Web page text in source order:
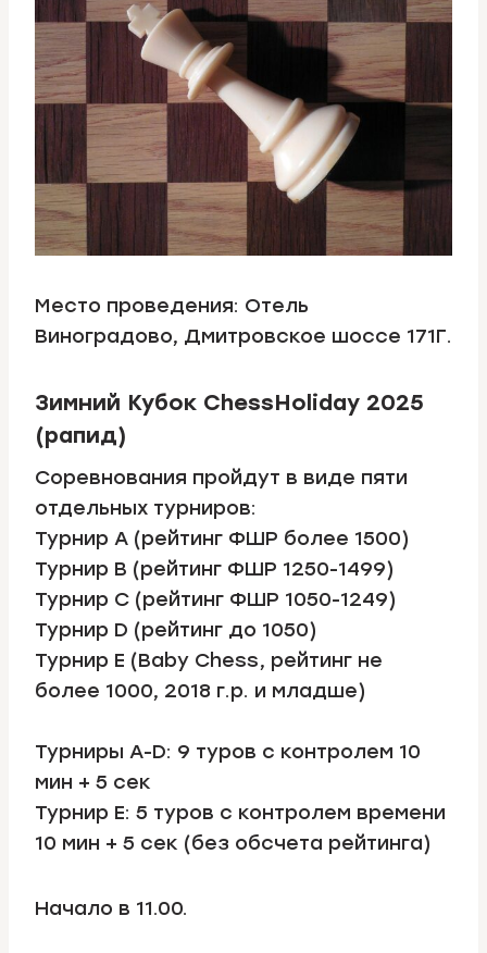
Место проведения: Отель
Виноградово, Дмитровское шоссе 171Г.
Зимний Кубок ChessHoliday 2025
(рапид)
Соревнования пройдут в виде пяти
отдельных турниров:
Турнир А (рейтинг ФШР более 1500)
Турнир В (рейтинг ФШР 1250-1499)
Турнир С (рейтинг ФШР 1050-1249)
Турнир D (рейтинг до 1050)
Турнир E (Baby Chess, рейтинг не
более 1000, 2018 г.р. и младше)
Турниры А-D: 9 туров с контролем 10
мин + 5 сек
Турнир E: 5 туров с контролем времени
10 мин + 5 сек (без обсчета рейтинга)
Начало в 11.00.